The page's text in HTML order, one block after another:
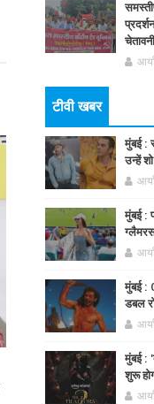
चेतावनी
टीवी खबर
मुंबई :
उन्हें
मुंबई :
मुंबई :
डबल
मुंबई :
शुरू